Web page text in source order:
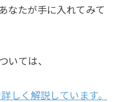
なたが手に入れてみて
いては、
しく解説しています。